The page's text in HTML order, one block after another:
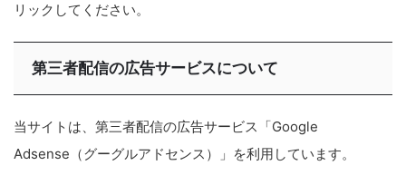
リックしてください。
第三者配信の広告サービスについて
当サイトは、第三者配信の広告サービス「Google
Adsense（グーグルアドセンス）」を利用しています。